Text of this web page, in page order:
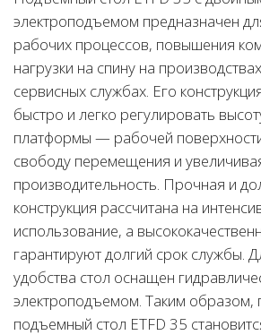
электроподъемом предназначен
рабочих процессов, повышения
нагрузки на спину на
сервисных службах. Его
быстро и легко регулировать
платформы — рабочей
свободу перемещения и
производительность. Прочная и
конструкция рассчитана на
использование, а
гарантируют долгий срок службы.
удобства стол оснащен
электроподъемом. Таким образом,
подъемный стол ETFD 35